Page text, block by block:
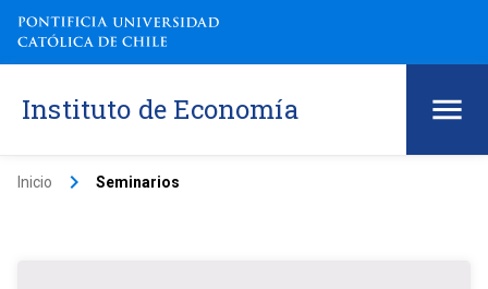
Instituto de Economía
Inicio keyboard_arrow_right Seminarios